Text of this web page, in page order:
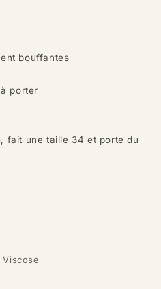
bouffantes
porter
fait une taille 34 et porte du
Viscose